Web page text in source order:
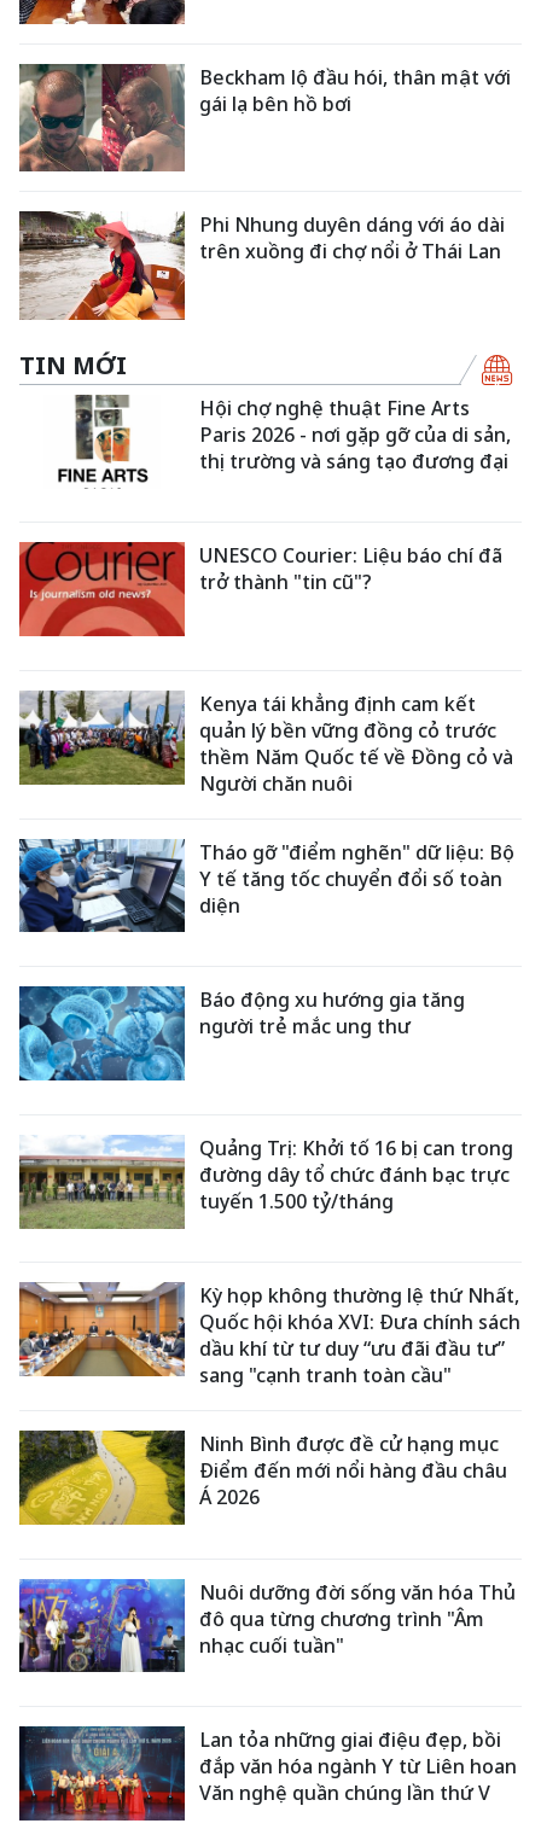
Beckham lộ đầu hói, thân mật với
gái lạ bên hồ bơi
Phi Nhung duyên dáng với áo dài
trên xuồng đi chợ nổi ở Thái Lan
TIN MỚI
Hội chợ nghệ thuật Fine Arts
Paris 2026 - nơi gặp gỡ của di sản,
thị trường và sáng tạo đương đại
UNESCO Courier: Liệu báo chí đã
trở thành "tin cũ"?
Kenya tái khẳng định cam kết
quản lý bền vững đồng cỏ trước
thềm Năm Quốc tế về Đồng cỏ và
Người chăn nuôi
Tháo gỡ "điểm nghẽn" dữ liệu: Bộ
Y tế tăng tốc chuyển đổi số toàn
diện
Báo động xu hướng gia tăng
người trẻ mắc ung thư
Quảng Trị: Khởi tố 16 bị can trong
đường dây tổ chức đánh bạc trực
tuyến 1.500 tỷ/tháng
Kỳ họp không thường lệ thứ Nhất,
Quốc hội khóa XVI: Đưa chính sách
dầu khí từ tư duy “ưu đãi đầu tư”
sang "cạnh tranh toàn cầu"
Ninh Bình được đề cử hạng mục
Điểm đến mới nổi hàng đầu châu
Á 2026
Nuôi dưỡng đời sống văn hóa Thủ
đô qua từng chương trình "Âm
nhạc cuối tuần"
Lan tỏa những giai điệu đẹp, bồi
đắp văn hóa ngành Y từ Liên hoan
Văn nghệ quần chúng lần thứ V